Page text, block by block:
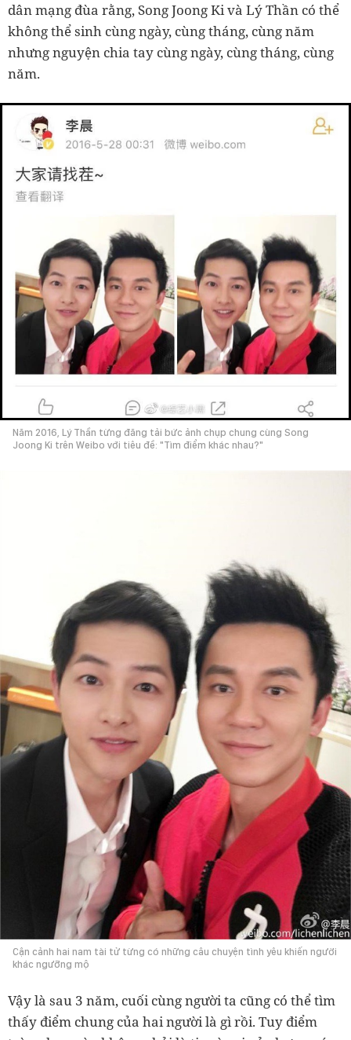
dân mạng đùa rằng, Song Joong Ki và Lý Thần có thể
không thể sinh cùng ngày, cùng tháng, cùng năm
nhưng nguyện chia tay cùng ngày, cùng tháng, cùng
năm.
Năm 2016, Lý Thần từng đăng tải bức ảnh chụp chung cùng Song
Joong Ki trên Weibo với tiêu đề: "Tìm điểm khác nhau?"
Cận cảnh hai nam tài tử từng có những câu chuyện tình yêu khiến người
khác ngưỡng mộ
Vậy là sau 3 năm, cuối cùng người ta cũng có thể tìm
thấy điểm chung của hai người là gì rồi. Tuy điểm